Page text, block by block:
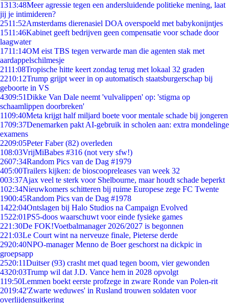
1313:48Meer agressie tegen een andersluidende politieke mening, laat
jij je intimideren?
2511:52Amsterdams dierenasiel DOA overspoeld met babykonijntjes
1511:46Kabinet geeft bedrijven geen compensatie voor schade door
laagwater
1711:14OM eist TBS tegen verwarde man die agenten stak met
aardappelschilmesje
2111:08Tropische hitte keert zondag terug met lokaal 32 graden
2210:12Trump grijpt weer in op automatisch staatsburgerschap bij
geboorte in VS
4309:51Dikke Van Dale neemt 'vulvalippen' op: 'stigma op
schaamlippen doorbreken'
1109:40Meta krijgt half miljard boete voor mentale schade bij jongeren
1709:37Denemarken pakt AI-gebruik in scholen aan: extra mondelinge
examens
2209:05Peter Faber (82) overleden
108:03VrijMiBabes #316 (not very sfw!)
2607:34Random Pics van de Dag #1979
405:00Trailers kijken: de bioscoopreleases van week 32
003:37Ajax veel te sterk voor Shelbourne, maar houdt schade beperkt
102:34Nieuwkomers schitteren bij ruime Europese zege FC Twente
1900:45Random Pics van de Dag #1978
1422:04Ontslagen bij Halo Studios na Campaign Evolved
1522:01PS5-doos waarschuwt voor einde fysieke games
221:30De FOK!Voetbalmanager 2026/2027 is begonnen
221:03Le Court wint na nerveuze finale, Pieterse derde
2920:40NPO-manager Menno de Boer geschorst na dickpic in
groepsapp
2520:11Duitser (93) crasht met quad tegen boom, vier gewonden
4320:03Trump wil dat J.D. Vance hem in 2028 opvolgt
119:50Lemmen boekt eerste profzege in zware Ronde van Polen-rit
2019:42'Zwarte weduwes' in Rusland trouwen soldaten voor
overlijdensuitkering